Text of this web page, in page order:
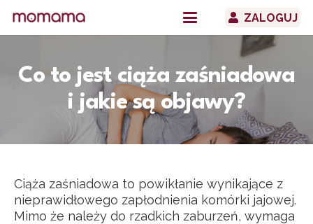
ZALOGUJ
Co to jest ciąża zaśniadowa
i jakie są objawy?
Ciąża zaśniadowa to powikłanie wynikające z
nieprawidłowego zapłodnienia komórki jajowej.
Mimo że należy do rzadkich zaburzeń, wymaga